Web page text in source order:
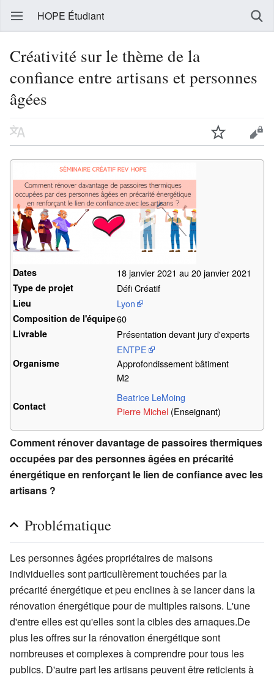
HOPE Étudiant
Créativité sur le thème de la
confiance entre artisans et personnes
âgées
Dates 18 janvier 2021 au 20 janvier 2021
Type de projet Défi Créatif
Lieu Lyon
Composition de l'équipe60
Livrable Présentation devant jury d'experts
Organisme
ENTPE
Approfondissement bâtiment
M2
Contact
Beatrice LeMoing
Pierre Michel(Enseignant)
Comment rénover davantage de passoires thermiques
occupées par des personnes âgées en précarité
énergétique en renforçant le lien de confiance avec les
artisans ?
Problématique
Les personnes âgées propriétaires de maisons
individuelles sont particulièrement touchées par la
précarité énergétique et peu enclines à se lancer dans la
rénovation énergétique pour de multiples raisons. L'une
d'entre elles est qu'elles sont la cibles des arnaques.De
plus les offres sur la rénovation énergétique sont
nombreuses et complexes à comprendre pour tous les
publics. D'autre part les artisans peuvent être reticients à